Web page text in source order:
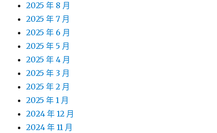
2025 年 8 月
2025 年 7 月
2025 年 6 月
2025 年 5 月
2025 年 4 月
2025 年 3 月
2025 年 2 月
2025 年 1 月
2024 年 12 月
2024 年 11 月